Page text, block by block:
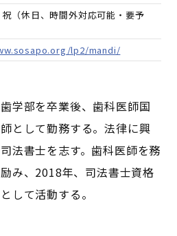
（休日、時間外対応可能・要予
lp2/mandi/
学部を卒業後、歯科医師国
として勤務する。法律に興
法書士を志す。歯科医師を務
み、2018年、司法書士資格
して活動する。